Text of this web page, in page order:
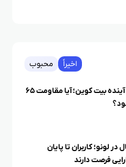
اخیراً محبوب
گزارش اشتغال آمریکا و آینده بیت کوین؛ آیا مقاومت ۶۵
لونو؛ کاربران تا پایان
فرصت دارند